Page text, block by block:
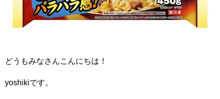
どうもみなさんこんにちは！
yoshikiです。